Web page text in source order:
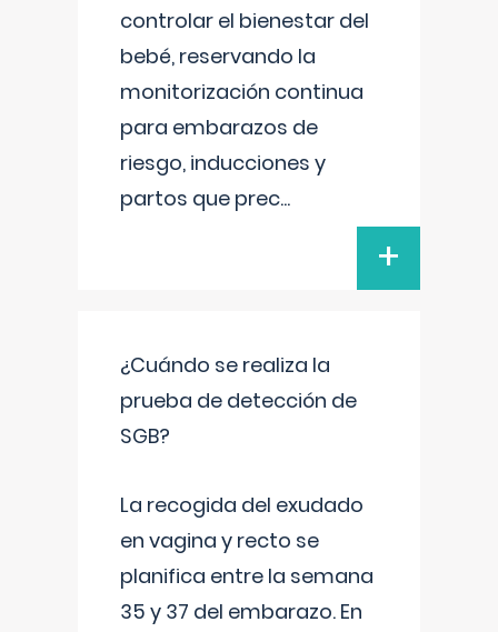
controlar el bienestar del
bebé, reservando la
monitorización continua
para embarazos de
riesgo, inducciones y
partos que prec...
+
¿Cuándo se realiza la
prueba de detección de
SGB?
La recogida del exudado
en vagina y recto se
planifica entre la semana
35 y 37 del embarazo. En